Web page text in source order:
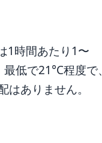
1時間あたり1〜
低で21°C程度で、
ありません。